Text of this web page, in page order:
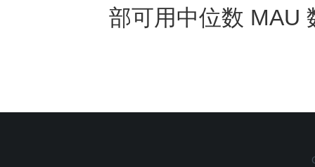
部可用中位数 MAU